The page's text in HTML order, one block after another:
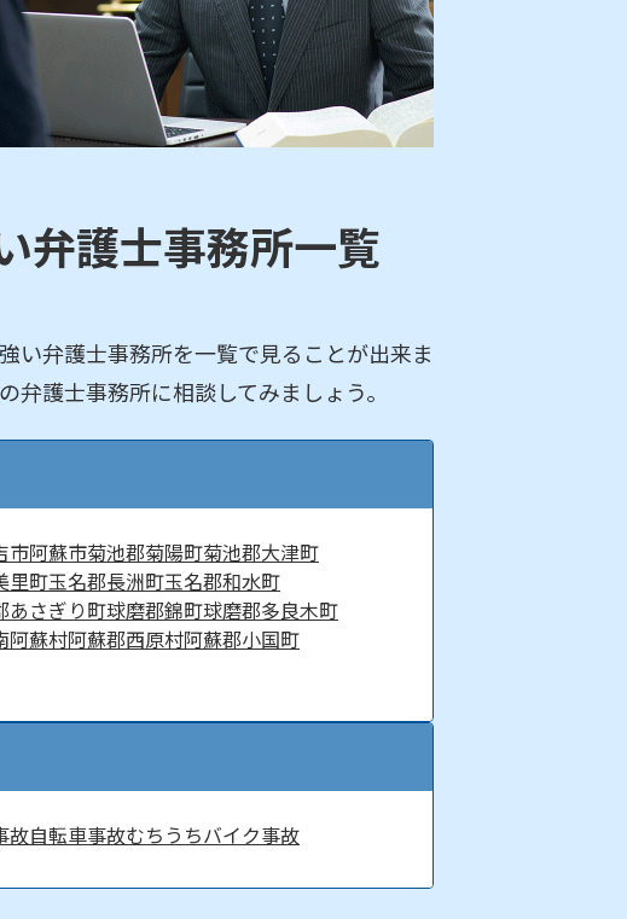
弁護士事務所一覧
い弁護士事務所を一覧で見ることが出来ま
護士事務所に相談してみましょう。
市阿蘇市菊池郡菊陽町菊池郡大津町
里町玉名郡長洲町玉名郡和水町
あさぎり町球磨郡錦町球磨郡多良木町
阿蘇村阿蘇郡西原村阿蘇郡小国町
故自転車事故むちうちバイク事故